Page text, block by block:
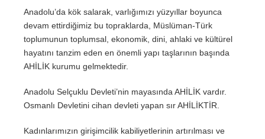
Anadolu’da kök salarak, varlığımızı yüzyıllar boyunca
devam ettirdiğimiz bu topraklarda, Müslüman-Türk
toplumunun toplumsal, ekonomik, dini, ahlaki ve kültürel
hayatını tanzim eden en önemli yapı taşlarının başında
AHİLİK kurumu gelmektedir.
Anadolu Selçuklu Devleti’nin mayasında AHİLİK vardır.
Osmanlı Devletini cihan devleti yapan sır AHİLİKTİR.
Kadınlarımızın girişimcilik kabiliyetlerinin artırılması ve